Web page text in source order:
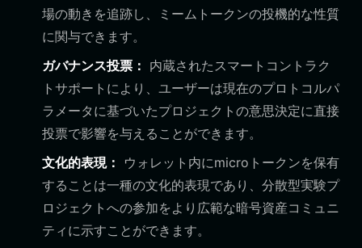
場の動きを追跡し、ミームトークンの投機的な性質
に関与できます。
ガバナンス投票： 内蔵されたスマートコントラク
トサポートにより、ユーザーは現在のプロトコルパ
ラメータに基づいたプロジェクトの意思決定に直接
投票で影響を与えることができます。
文化的表現：
ウォレット内にmicroトークンを保有
することは一種の文化的表現であり、分散型実験プ
ロジェクトへの参加をより広範な暗号資産コミュニ
ティに示すことができます。